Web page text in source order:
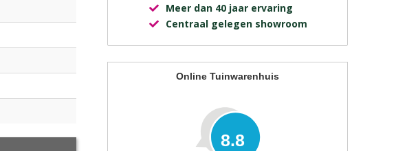
Meer dan 40 jaar ervaring
Centraal gelegen showroom
Online Tuinwarenhuis
8.8